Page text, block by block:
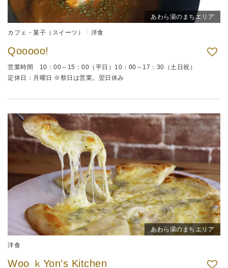
あわら湯のまちエリア
カフェ・菓子（スイーツ） 洋食
Qooooo!
営業時間 10：00～15：00（平日）10：00～17：30（土日祝）
定休日：月曜日 ※祭日は営業。翌日休み
あわら湯のまちエリア
洋食
Woo ｋYon’s Kitchen